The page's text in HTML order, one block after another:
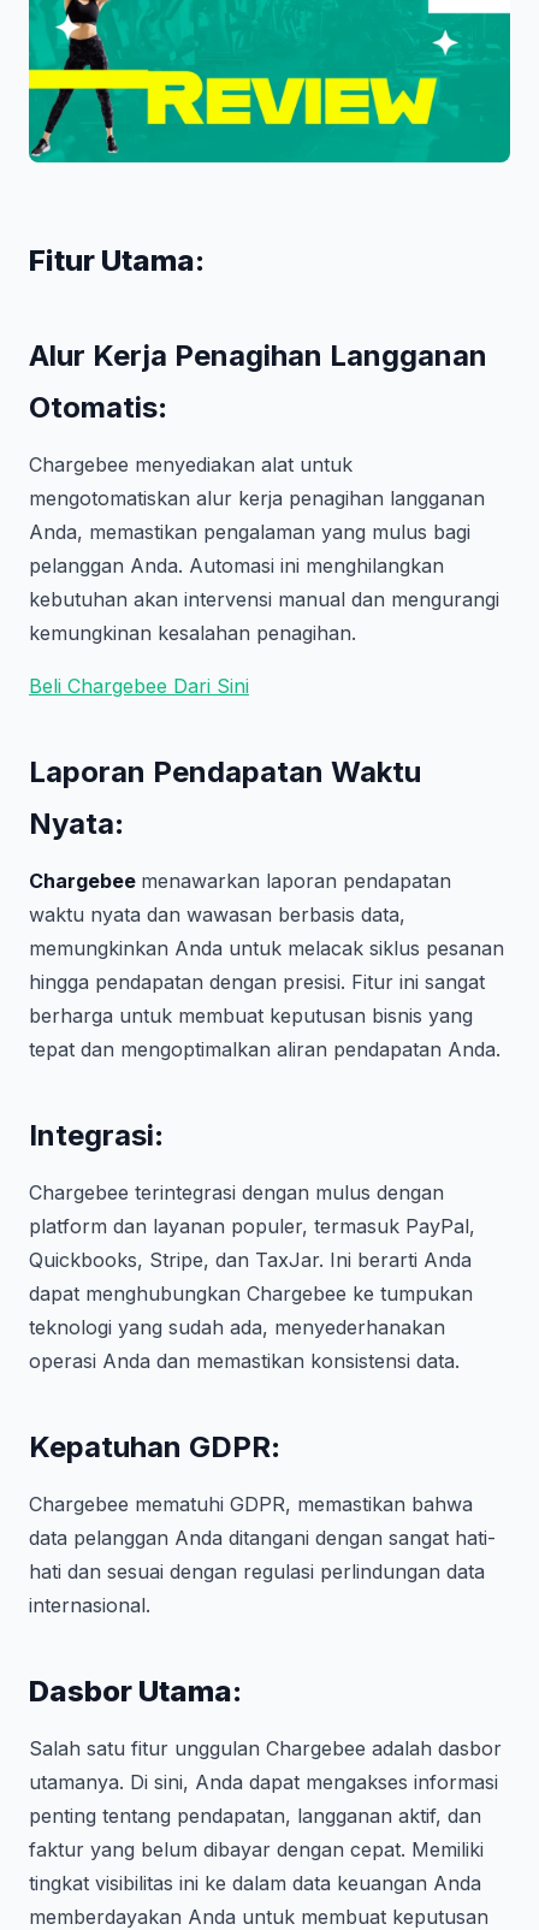
Fitur Utama:
Alur Kerja Penagihan Langganan
Otomatis:
Chargebee menyediakan alat untuk
mengotomatiskan alur kerja penagihan langganan
Anda, memastikan pengalaman yang mulus bagi
pelanggan Anda. Automasi ini menghilangkan
kebutuhan akan intervensi manual dan mengurangi
kemungkinan kesalahan penagihan.
Beli Chargebee Dari Sini
Laporan Pendapatan Waktu
Nyata:
Chargebee menawarkan laporan pendapatan
waktu nyata dan wawasan berbasis data,
memungkinkan Anda untuk melacak siklus pesanan
hingga pendapatan dengan presisi. Fitur ini sangat
berharga untuk membuat keputusan bisnis yang
tepat dan mengoptimalkan aliran pendapatan Anda.
Integrasi:
Chargebee terintegrasi dengan mulus dengan
platform dan layanan populer, termasuk PayPal,
Quickbooks, Stripe, dan TaxJar. Ini berarti Anda
dapat menghubungkan Chargebee ke tumpukan
teknologi yang sudah ada, menyederhanakan
operasi Anda dan memastikan konsistensi data.
Kepatuhan GDPR:
Chargebee mematuhi GDPR, memastikan bahwa
data pelanggan Anda ditangani dengan sangat hati-
hati dan sesuai dengan regulasi perlindungan data
internasional.
Dasbor Utama:
Salah satu fitur unggulan Chargebee adalah dasbor
utamanya. Di sini, Anda dapat mengakses informasi
penting tentang pendapatan, langganan aktif, dan
faktur yang belum dibayar dengan cepat. Memiliki
tingkat visibilitas ini ke dalam data keuangan Anda
memberdayakan Anda untuk membuat keputusan